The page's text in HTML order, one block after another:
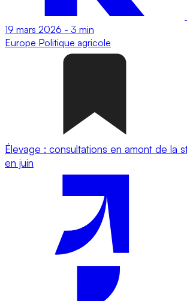
19 mars 2026 - 3 min
Europe Politique agricole
Élevage : consultations en amont de la
en juin